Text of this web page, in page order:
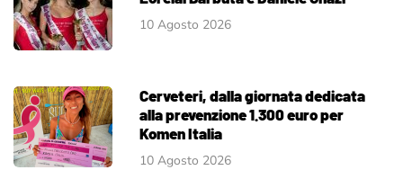
10 Agosto 2026
Cerveteri, dalla giornata dedicata
alla prevenzione 1.300 euro per
Komen Italia
10 Agosto 2026